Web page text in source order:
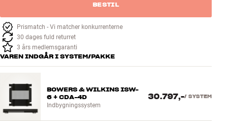
BESTIL
Prismatch - Vi matcher konkurrenterne
30 dages fuld returret
3 års medlemsgaranti
VAREN INDGÅR I SYSTEM/PAKKE
BOWERS & WILKINS ISW-
6 + CDA-4D
Indbygningssystem
30.797,-/ SYSTEM